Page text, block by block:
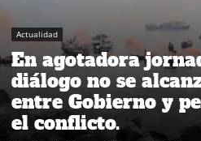
Actualidad
En agotadora
diálogo no se
entre Gobierno y
el conflicto.